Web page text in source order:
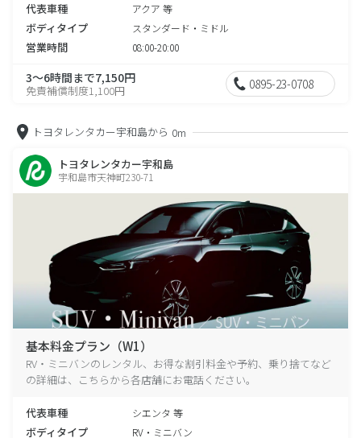
代表車種 アクア 等
ボディタイプ スタンダード・ミドル
営業時間 08:00-20:00
3～6時間まで7,150円
免責補償制度1,100円 0895-23-0708
トヨタレンタカー宇和島から 0m
トヨタレンタカー宇和島
宇和島市天神町230-71
基本料金プラン（W1）
RV・ミニバンのレンタル、お得な割引料金や予約、乗り捨てなど
の詳細は、こちらから各店舗にお電話ください。
代表車種 シエンタ 等
ボディタイプ RV・ミニバン